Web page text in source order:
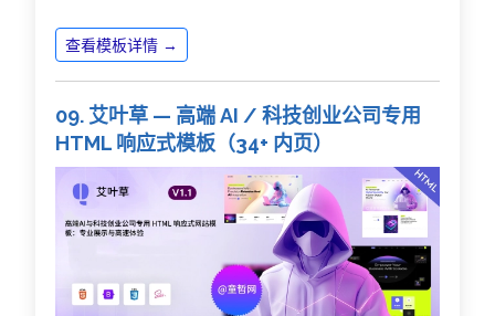
查看模板详情 →
09. 艾叶草 — 高端 AI / 科技创业公司专用
HTML 响应式模板（34+ 内页）